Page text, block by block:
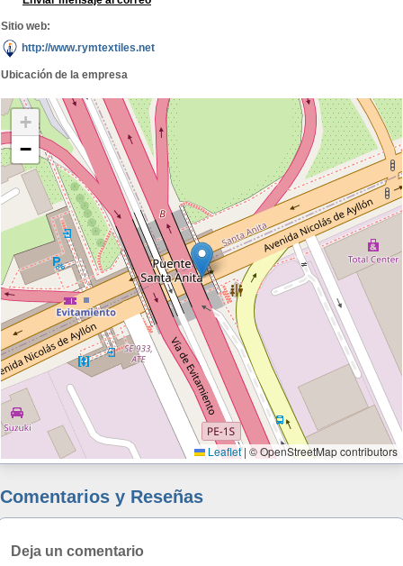
Sitio web:
http://www.rymtextiles.net
Ubicación de la empresa
+
−
Leaflet | © OpenStreetMap contributors
Comentarios y Reseñas
Deja un comentario